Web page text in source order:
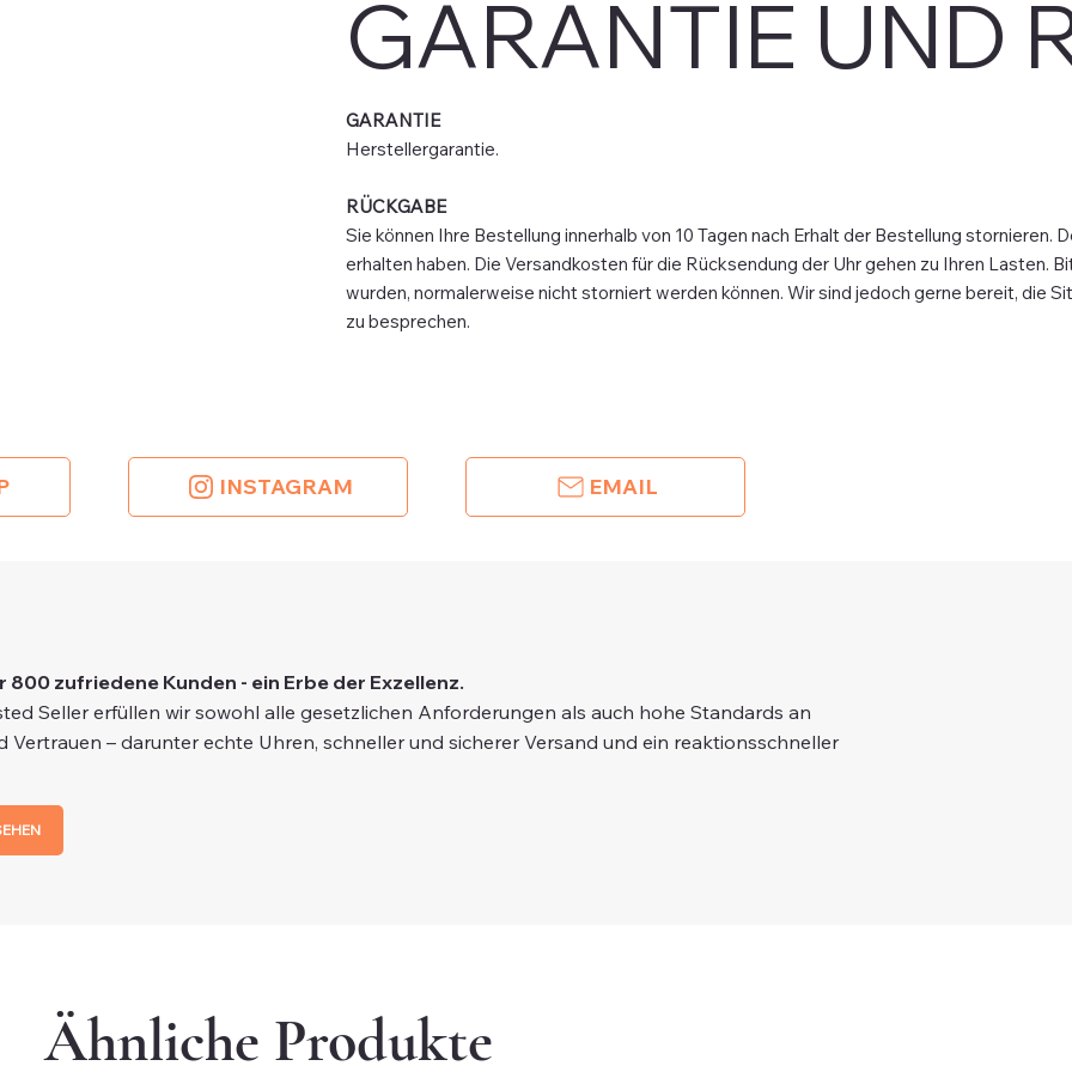
GARANTIE UND
GARANTIE
Herstellergarantie.
RÜCKGABE
Sie können Ihre Bestellung innerhalb von 10 Tagen nach Erhalt der Bestellung stornieren.
erhalten haben. Die Versandkosten für die Rücksendung der Uhr gehen zu Ihren Lasten.
wurden, normalerweise nicht storniert werden können. Wir sind jedoch gerne bereit, die
zu besprechen.
INSTAGRAM EMAIL
800 zufriedene Kunden - ein Erbe der Exzellenz.
Seller erfüllen wir sowohl alle gesetzlichen Anforderungen als auch hohe Standards an
Vertrauen – darunter echte Uhren, schneller und sicherer Versand und ein reaktionsschneller
Ähnliche Produkte